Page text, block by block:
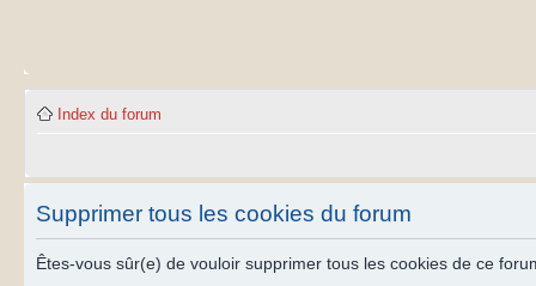
Index du forum
Supprimer tous les cookies du forum
Êtes-vous sûr(e) de vouloir supprimer tous les cookies de ce